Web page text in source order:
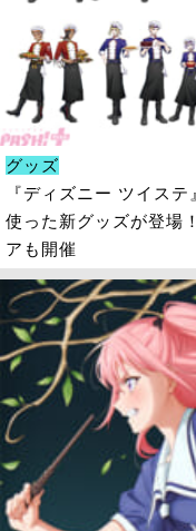
グッズ
『ディズニー ツイス
使った新グッズが登場
アも開催